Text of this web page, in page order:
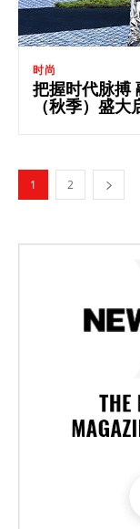
时尚
把握时代脉搏
（秋季）盛大
1 2